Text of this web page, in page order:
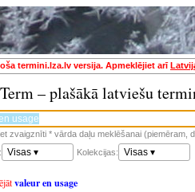
termini.lza.lv versija. Apmeklējiet arī
– plašākā latviešu
zvaigznīti * vārda daļu meklēšanai (piemēram,
Visas ▾ Kolekcijas: Visas ▾
valeur en usage